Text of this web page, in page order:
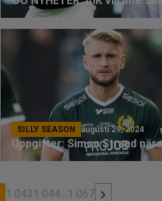
SILLY SEASON augusti 29, 2024
1 043 1 044…1 067